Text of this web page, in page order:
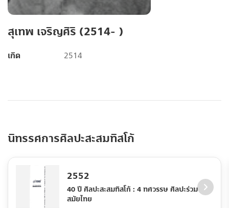
สุเทพ เจริญศิริ (2514- )
เกิด 2514
นิทรรศการศิลปะสะสมทิสโก้
2552
40 ปี ศิลปะสะสมทิสโก้ : 4 ทศวรรษ ศิลปะร่วม
สมัยไทย